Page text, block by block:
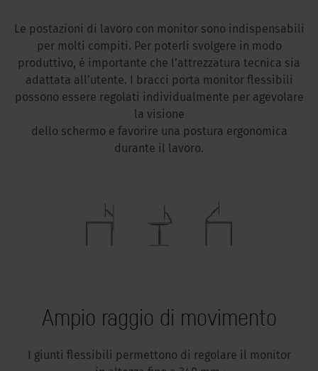
Le postazioni di lavoro con monitor sono indispensabili
per molti compiti. Per poterli svolgere in modo
produttivo, è importante che l’attrezzatura tecnica sia
adattata all’utente. I bracci porta monitor flessibili
possono essere regolati individualmente per agevolare
la visione
dello schermo e favorire una postura ergonomica
durante il lavoro.
Ampio raggio di movimento
I giunti flessibili permettono di regolare il monitor